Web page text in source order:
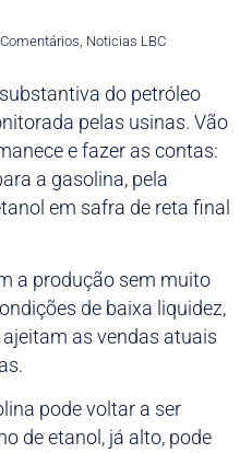
, Noticias LBC
do petróleo
pelas usinas. Vão
e fazer as contas:
a gasolina, pela
em safra de reta final
a produção sem muito
de baixa liquidez,
as vendas atuais
pode voltar a ser
de etanol, já alto, pode